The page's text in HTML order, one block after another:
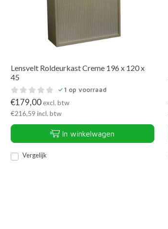
Lensvelt Roldeurkast Creme 196 x 120 x
45
1 op voorraad
€179,00excl. btw
€216,59 incl. btw
In winkelwagen
Vergelijk